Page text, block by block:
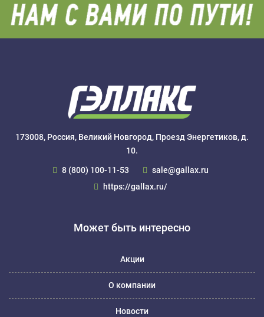
173008, Россия, Великий Новгород, Проезд Энергетиков, д.
10.
8 (800) 100-11-53
sale@gallax.ru
https://gallax.ru/
Может быть интересно
Акции
О компании
Новости